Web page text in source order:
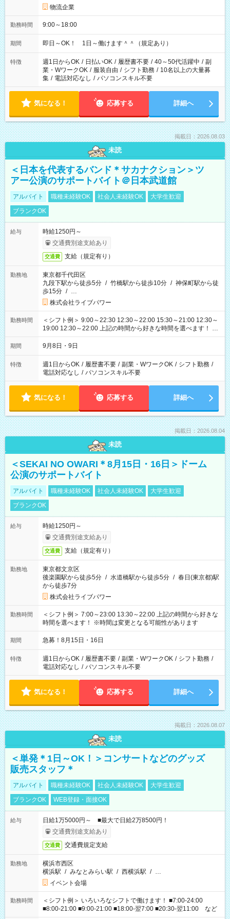
物流企業
勤務時間 9:00～18:00
期間 即日～OK！ 1日～働けます＾＾（規定あり）
特徴 週1日からOK / 日払いOK / 履歴書不要 / 40～50代活躍中 / 副
業・WワークOK / 服装自由 / シフト勤務 / 10名以上の大量募
集 / 電話対応なし / パソコンスキル不要
気になる！ 応募する 詳細へ
掲載日：2026.08.03
未読
＜日本を代表するバンド＊サカナクション＞ツ
アー公演のサポートバイト＠日本武道館
アルバイト 職種未経験OK 社会人未経験OK
大学生歓迎
ブランクOK
給与
時給1250円～
交通費別途支給あり
交通費 支給（規定有り）
勤務地
東京都千代田区
九段下駅から徒歩5分 / 竹橋駅から徒歩10分 / 神保町駅から徒
歩15分 / …
株式会社ライブパワー
勤務時間
＜シフト例＞ 9:00～22:30 12:30～22:00 15:30～21:00 12:30～
19:00 12:30～22:00 上記の時間から好きな時間を選べます！ ※
時間は変更となる可能性があります
期間 9月8日・9日
特徴 週1日からOK / 履歴書不要 / 副業・WワークOK / シフト勤務 /
電話対応なし / パソコンスキル不要
気になる！ 応募する 詳細へ
掲載日：2026.08.04
未読
＜SEKAI NO OWARI＊8月15日・16日＞ドーム
公演のサポートバイト
アルバイト 職種未経験OK 社会人未経験OK
大学生歓迎
ブランクOK
給与
時給1250円～
交通費別途支給あり
交通費 支給（規定有り）
勤務地
東京都文京区
後楽園駅から徒歩5分 / 水道橋駅から徒歩5分 / 春日(東京都)駅
から徒歩7分
株式会社ライブパワー
勤務時間
＜シフト例＞ 7:00～23:00 13:30～22:00 上記の時間から好きな
時間を選べます！ ※時間は変更となる可能性があります
期間 急募！8月15日・16日
特徴 週1日からOK / 履歴書不要 / 副業・WワークOK / シフト勤務 /
電話対応なし / パソコンスキル不要
気になる！ 応募する 詳細へ
掲載日：2026.08.07
未読
＜単発＊1日～OK！＞コンサートなどのグッズ
販売スタッフ＊
アルバイト 職種未経験OK 社会人未経験OK
大学生歓迎
ブランクOK
WEB登録・面接OK
給与
日給1万5000円～ ■最大で日給2万8500円！
交通費別途支給あり
交通費 交通費規定支給
勤務地
横浜市西区
横浜駅 / みなとみらい駅 / 西横浜駅 / …
イベント会場
勤務時間
＜シフト例＞ いろいろなシフトで働けます！ ■7:00-24:00
■8:00-21:00 ■9:00-21:00 ■18:00-翌7:00 ■20:30-翌11:00 など